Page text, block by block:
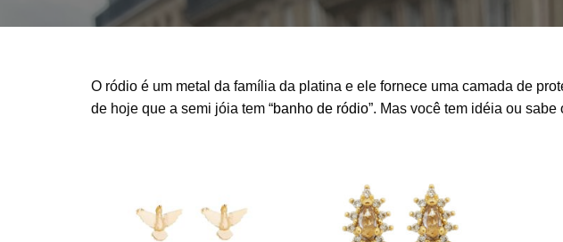
O ródio é um metal da família da platina e ele fornece uma camada de
de hoje que a semi jóia tem “banho de ródio”. Mas você tem idéia ou